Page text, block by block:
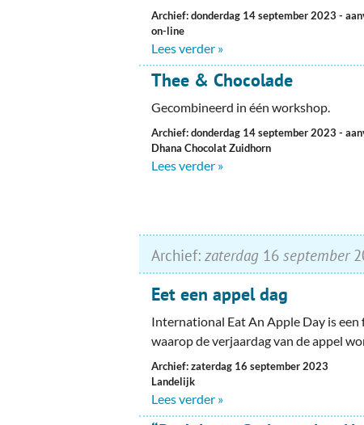
Archief: donderdag 14 september 2023-
on-line
Lees verder »
Thee & Chocolade
Gecombineerd in één workshop.
Archief: donderdag 14 september 2023-
Dhana Chocolat Zuidhorn
Lees verder »
Archief: zaterdag 16 september
Eet een appel dag
International Eat An Apple Day is een
waarop de verjaardag van de appel
Archief: zaterdag 16 september 2023
Landelijk
Lees verder »